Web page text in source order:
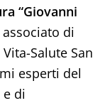
“Giovanni
di
Salute San
esperti del
di